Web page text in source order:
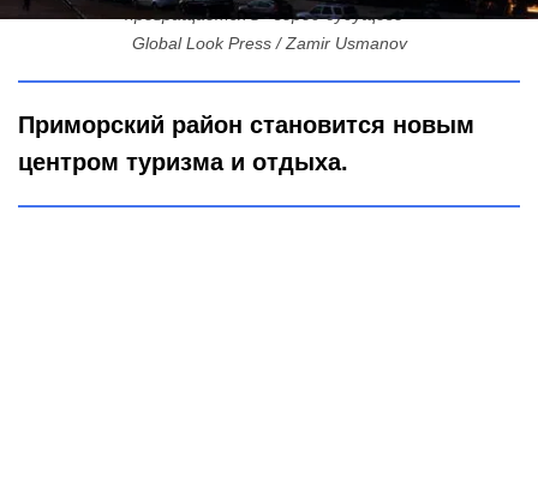
превращается в «город будущего»
Global Look Press / Zamir Usmanov
Приморский район становится новым
центром туризма и отдыха.